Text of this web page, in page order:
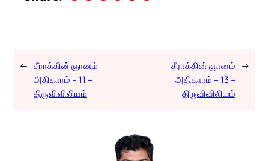
← சீராக்கின் ஞானம்
அதிகாரம் – 11 –
திருவிவிலியம்
சீராக்கின் ஞானம்
அதிகாரம் – 13 –
திருவிவிலியம்
→